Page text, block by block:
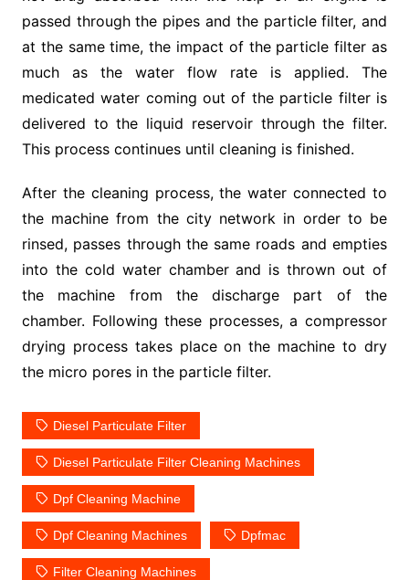
passed through the pipes and the particle filter, and
at the same time, the impact of the particle filter as
much as the water flow rate is applied. The
medicated water coming out of the particle filter is
delivered to the liquid reservoir through the filter.
This process continues until cleaning is finished.
After the cleaning process, the water connected to
the machine from the city network in order to be
rinsed, passes through the same roads and empties
into the cold water chamber and is thrown out of
the machine from the discharge part of the
chamber. Following these processes, a compressor
drying process takes place on the machine to dry
the micro pores in the particle filter.
Diesel Particulate Filter
Diesel Particulate Filter Cleaning Machines
Dpf Cleaning Machine
Dpf Cleaning Machines Dpfmac
Filter Cleaning Machines